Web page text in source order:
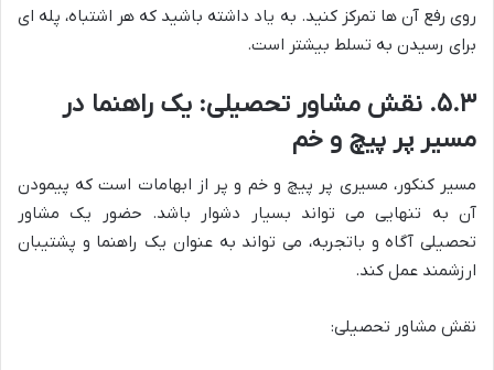
روی رفع آن ها تمرکز کنید. به یاد داشته باشید که هر اشتباه، پله ای
برای رسیدن به تسلط بیشتر است.
۵.۳. نقش مشاور تحصیلی: یک راهنما در
مسیر پر پیچ و خم
مسیر کنکور، مسیری پر پیچ و خم و پر از ابهامات است که پیمودن
آن به تنهایی می تواند بسیار دشوار باشد. حضور یک مشاور
تحصیلی آگاه و باتجربه، می تواند به عنوان یک راهنما و پشتیبان
ارزشمند عمل کند.
نقش مشاور تحصیلی: